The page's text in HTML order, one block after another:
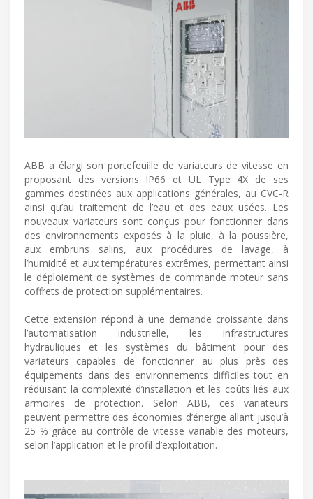
ABB a élargi son portefeuille de variateurs de vitesse en
proposant des versions IP66 et UL Type 4X de ses
gammes destinées aux applications générales, au CVC-R
ainsi qu’au traitement de l’eau et des eaux usées. Les
nouveaux variateurs sont conçus pour fonctionner dans
des environnements exposés à la pluie, à la poussière,
aux embruns salins, aux procédures de lavage, à
l’humidité et aux températures extrêmes, permettant ainsi
le déploiement de systèmes de commande moteur sans
coffrets de protection supplémentaires.
Cette extension répond à une demande croissante dans
l’automatisation industrielle, les infrastructures
hydrauliques et les systèmes du bâtiment pour des
variateurs capables de fonctionner au plus près des
équipements dans des environnements difficiles tout en
réduisant la complexité d’installation et les coûts liés aux
armoires de protection. Selon ABB, ces variateurs
peuvent permettre des économies d’énergie allant jusqu’à
25 % grâce au contrôle de vitesse variable des moteurs,
selon l’application et le profil d’exploitation.